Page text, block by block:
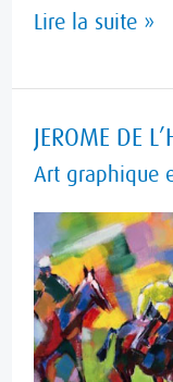
Lire la suite »
JEROME DE
Art graphique
JEROME
DE
PEINTURE